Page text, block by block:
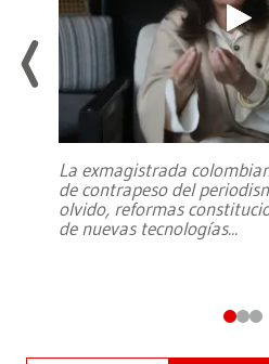
La exmagistrada
de contrapeso del
olvido, reformas
de nuevas tecnologías...